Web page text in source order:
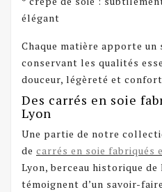
élégant
Chaque matière apporte
conservant les qualités
douceur, légèreté et
Des carrés en soie
Lyon
Une partie de notre
de carrés en soie fabriqués
Lyon, berceau historique
témoignent d’un savoir-